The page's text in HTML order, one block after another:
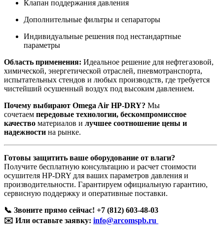
Клапан поддержания давления
Дополнительные фильтры и сепараторы
Индивидуальные решения под нестандартные
параметры
Область применения: Идеальное решение для нефтегазовой,
химической, энергетической отраслей, пневмотранспорта,
испытательных стендов и любых производств, где требуется
чистейший осушенный воздух под высоким давлением.
Почему выбирают Omega Air HP-DRY? Мы
сочетаем передовые технологии, бескомпромиссное
качество материалов и лучшее соотношение цены и
надежности на рынке.
Готовы защитить ваше оборудование от влаги?
Получите бесплатную консультацию и расчет стоимости
осушителя HP-DRY для ваших параметров давления и
производительности. Гарантируем официальную гарантию,
сервисную поддержку и оперативные поставки.
📞 Звоните прямо сейчас! +7 (812) 603-48-03
✉️ Или оставьте заявку: info@arcomspb.ru